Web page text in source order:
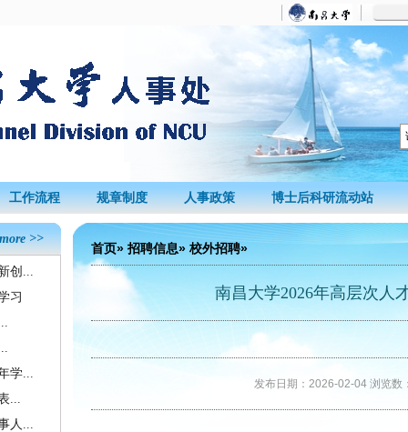
工作流程 规章制度 人事政策 博士后科研流动站
more >>
创...
习
学...
...
人...
首页» 招聘信息» 校外招聘»
南昌大学2026年高层次人
发布日期：2026-02-04 浏览数